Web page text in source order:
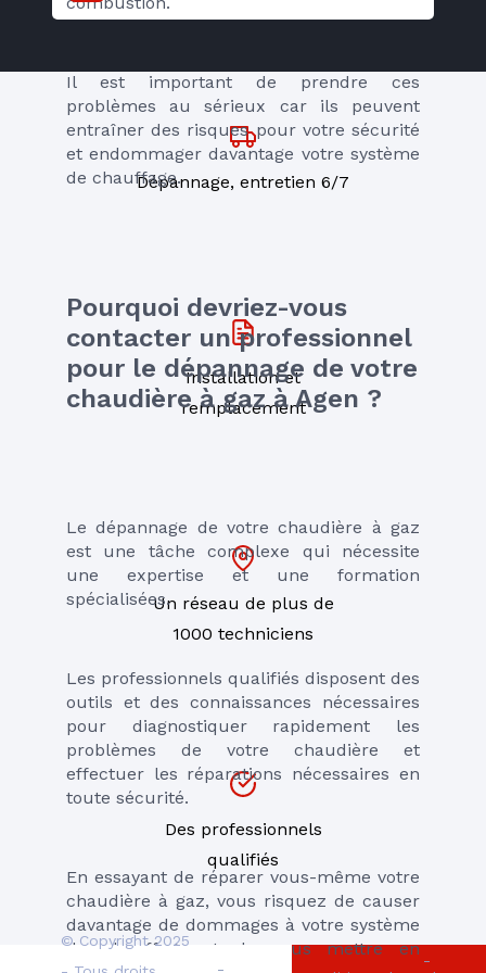
Il est important de prendre ces
problèmes au sérieux car ils peuvent
entraîner des risques pour votre sécurité
et endommager davantage votre système
de chauffage.
Pourquoi devriez-vous
contacter un professionnel
pour le dépannage de votre
chaudière à gaz à Agen ?
Le dépannage de votre chaudière à gaz
est une tâche complexe qui nécessite
une expertise et une formation
spécialisées.
Les professionnels qualifiés disposent des
outils et des connaissances nécessaires
pour diagnostiquer rapidement les
problèmes de votre chaudière et
effectuer les réparations nécessaires en
toute sécurité.
En essayant de réparer vous-même votre
chaudière à gaz, vous risquez de causer
davantage de dommages à votre système
de chauffage et de vous mettre en
Dépannage, entretien 6/7
Installation et
remplacement
Un réseau de plus de
1000 techniciens
Des professionnels
qualifiés
© Copyright 2025
-
-